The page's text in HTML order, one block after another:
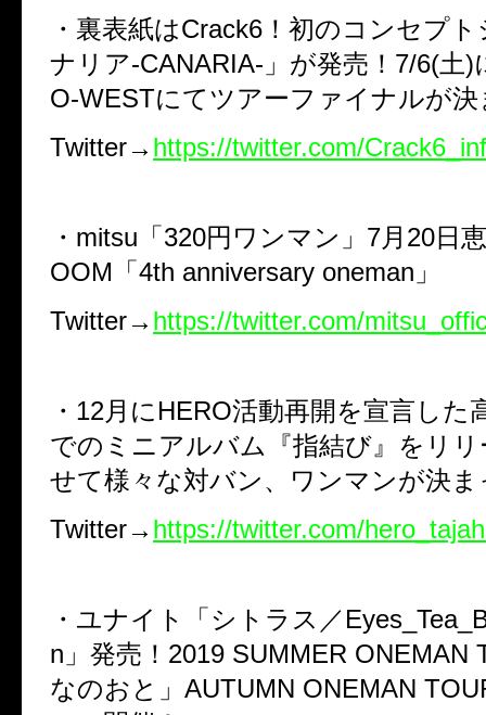
・裏表紙はCrack6！初のコンセプ
ナリア-CANARIA-」が発売！7/6(土)
O-WESTにてツアーファイナルが
Twitter→ https://twitter.com/
・mitsu「320円ワンマン」7月20日
OOM「4th anniversary oneman」
Twitter→ https://twitter.com/
・12月にHERO活動再開を宣言した
でのミニアルバム『指結び』をリ
せて様々な対バン、ワンマンが決
Twitter→ https://twitter.com/
・ユナイト「シトラス／
n」発売！2019 SUMMER ONEMAN
なのおと」AUTUMN ONEMAN